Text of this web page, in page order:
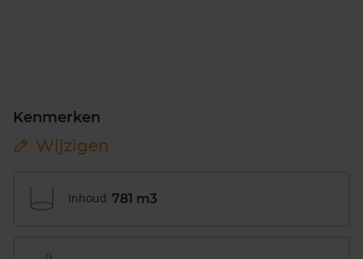
Kenmerken
Wijzigen
Inhoud 781 m3